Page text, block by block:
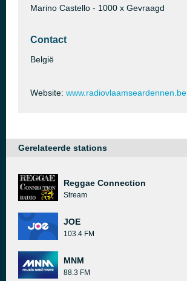
Marino Castello - 1000 x Gevraagd
Contact
België
Website: www.radiovlaamseardennen.be
Gerelateerde stations
Reggae Connection
Stream
JOE
103.4 FM
MNM
88.3 FM